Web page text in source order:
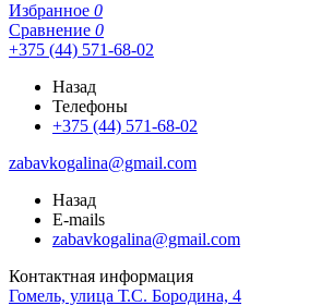
Избранное 0
Сравнение 0
+375 (44) 571-68-02
Назад
Телефоны
+375 (44) 571-68-02
zabavkogalina@gmail.com
Назад
E-mails
zabavkogalina@gmail.com
Контактная информация
Гомель, улица Т.С. Бородина, 4